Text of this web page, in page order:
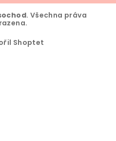
. Všechna práva
Shoptet